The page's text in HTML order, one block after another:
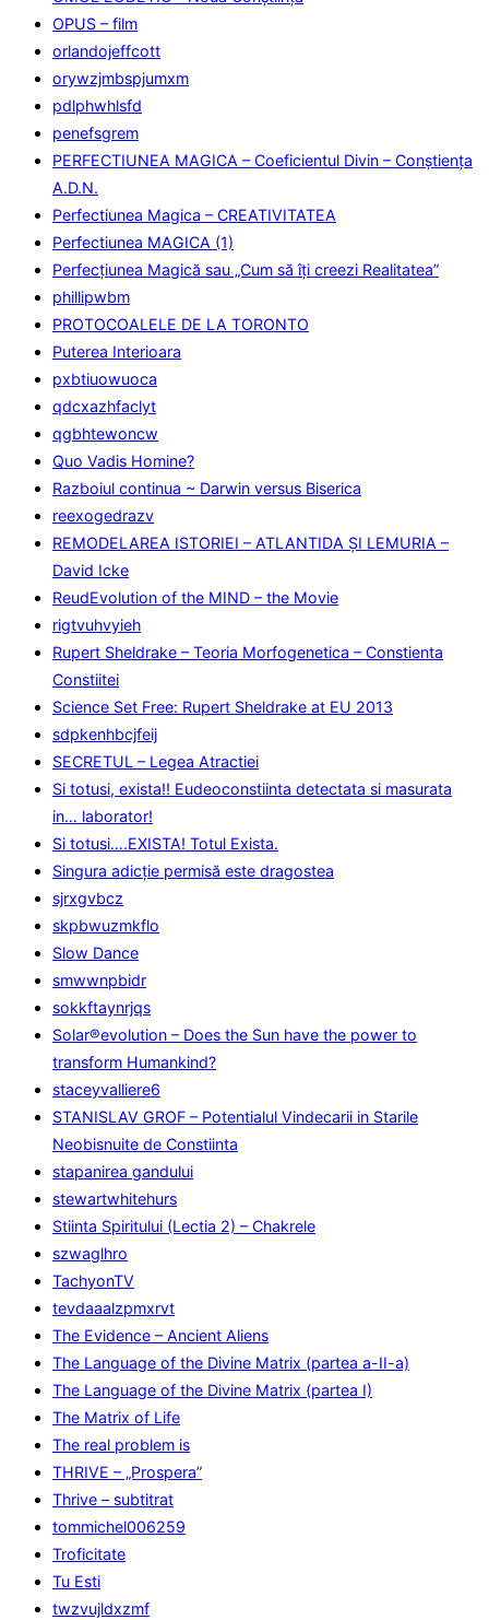
OPUS – film
orlandojeffcott
orywzjmbspjumxm
pdlphwhlsfd
penefsgrem
PERFECTIUNEA MAGICA – Coeficientul Divin – Conștiența
A.D.N.
Perfectiunea Magica – CREATIVITATEA
Perfectiunea MAGICA (1)
Perfecţiunea Magică sau „Cum să îţi creezi Realitatea”
phillipwbm
PROTOCOALELE DE LA TORONTO
Puterea Interioara
pxbtiuowuoca
qdcxazhfaclyt
qgbhtewoncw
Quo Vadis Homine?
Razboiul continua ~ Darwin versus Biserica
reexogedrazv
REMODELAREA ISTORIEI – ATLANTIDA ȘI LEMURIA –
David Icke
ReudEvolution of the MIND – the Movie
rigtvuhvyieh
Rupert Sheldrake – Teoria Morfogenetica – Constienta
Constiitei
Science Set Free: Rupert Sheldrake at EU 2013
sdpkenhbcjfeij
SECRETUL – Legea Atractiei
Si totusi, exista!! Eudeoconstiinta detectata si masurata
in… laborator!
Si totusi….EXISTA! Totul Exista.
Singura adicţie permisă este dragostea
sjrxgvbcz
skpbwuzmkflo
Slow Dance
smwwnpbidr
sokkftaynrjqs
Solar®evolution – Does the Sun have the power to
transform Humankind?
staceyvalliere6
STANISLAV GROF – Potentialul Vindecarii in Starile
Neobisnuite de Constiinta
stapanirea gandului
stewartwhitehurs
Stiinta Spiritului (Lectia 2) – Chakrele
szwaglhro
TachyonTV
tevdaaalzpmxrvt
The Evidence – Ancient Aliens
The Language of the Divine Matrix (partea a-II-a)
The Language of the Divine Matrix (partea I)
The Matrix of Life
The real problem is
THRIVE – „Prospera”
Thrive – subtitrat
tommichel006259
Troficitate
Tu Esti
twzvujldxzmf